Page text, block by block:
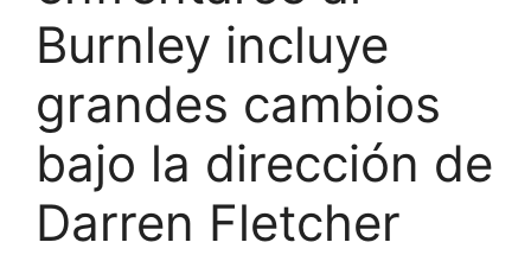
Burnley incluye
grandes cambios
bajo la dirección de
Darren Fletcher